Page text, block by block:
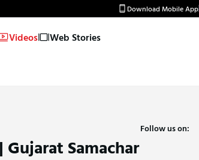
Download Mobile App
Videos Web Stories
Samachar
Follow us on: